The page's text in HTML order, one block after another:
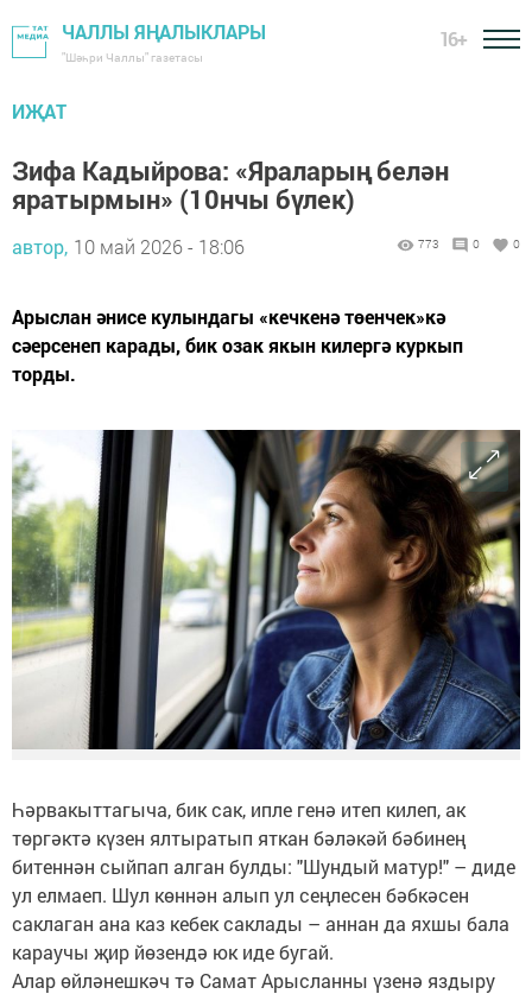
ЧАЛЛЫ ЯҢАЛЫКЛАРЫ
"Шәһри Чаллы" газетасы
16+
ИҖАТ
Зифа Кадыйрова: «Яраларың белән
яратырмын» (10нчы бүлек)
автор, 10 май 2026 - 18:06 773 0 0
Арыслан әнисе кулындагы «кечкенә төенчек»кә
сәерсенеп карады, бик озак якын килергә куркып
торды.
Һәрвакыттагыча, бик сак, ипле генә итеп килеп, ак
төргәктә күзен ялтыратып яткан бәләкәй бәбинең
битеннән сыйпап алган булды: "Шундый матур!" – диде
ул елмаеп. Шул көннән алып ул сеңлесен бәбкәсен
саклаган ана каз кебек саклады – аннан да яхшы бала
караучы җир йөзендә юк иде бугай.
Алар өйләнешкәч тә Самат Арысланны үзенә яздыру